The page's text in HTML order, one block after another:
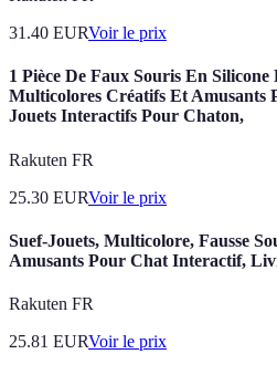
31.40 EURVoir le prix
1 Pièce De Faux Souris En
Multicolores Créatifs Et Amusants
Jouets Interactifs Pour Chaton,
Rakuten FR
25.30 EURVoir le prix
Suef-Jouets, Multicolore, Fausse
Amusants Pour Chat Interactif,
Rakuten FR
25.81 EURVoir le prix